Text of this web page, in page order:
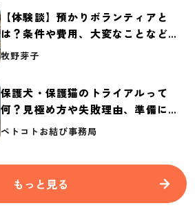
【体験談】預かりボランティアと
は？条件や費用、大変なことなど紹
介
牧野芽子
保護犬・保護猫のトライアルって
何？見極め方や失敗理由、準備に必
要なものを紹介
ペトコトお結び事務局
もっと見る